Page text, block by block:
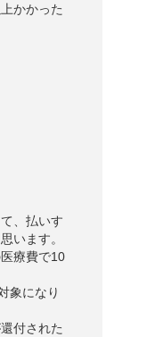
かかった
、払いす
います。
療費で10
象になり
付された